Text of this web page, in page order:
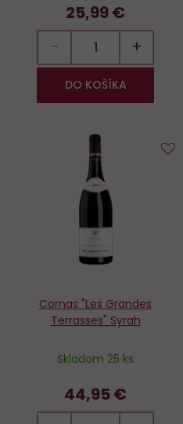
25,99 €
− +
DO KOŠÍKA
Cornas "Les Grandes
Terrasses" Syrah
Skladom 25 ks
44,95 €